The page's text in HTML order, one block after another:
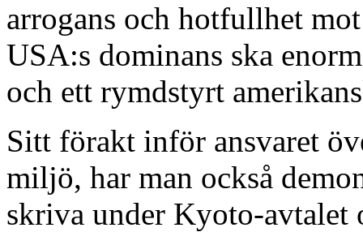
arrogans och hotfullhet
USA:s dominans ska
och ett rymdstyrt
Sitt förakt inför ansvaret
miljö, har man också
skriva under Kyoto-avtalet